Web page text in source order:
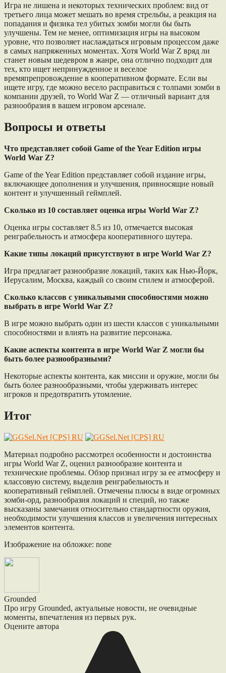
Игра не лишена и некоторых технических проблем: вид от
третьего лица может мешать во время стрельбы, а реакция на
попадания и физика тел убитых зомби могли бы быть
улучшены. Тем не менее, оптимизация игры на высоком
уровне, что позволяет наслаждаться игровым процессом даже
в самых напряженных моментах. Хотя World War Z вряд ли
станет новым шедевром в жанре, она отлично подходит для
тех, кто ищет непринужденное и веселое
времяпрепровождение в кооперативном формате. Если вы
ищете игру, где можно весело расправиться с толпами зомби в
компании друзей, то World War Z — отличный вариант для
разнообразия в вашем игровом арсенале.
Вопросы и ответы
Что представляет собой Game of the Year Edition игры
World War Z?
Game of the Year Edition представляет собой издание игры,
включающее дополнения и улучшения, привносящие новый
контент и улучшенный геймплей.
Сколько из 10 составляет оценка игры World War Z?
Оценка игры составляет 8.5 из 10, отмечается высокая
реиграбельность и атмосфера кооперативного шутера.
Какие типы локаций присутствуют в игре World War Z?
Игра предлагает разнообразие локаций, таких как Нью-Йорк,
Иерусалим, Москва, каждый со своим стилем и атмосферой.
Сколько классов с уникальными способностями можно
выбрать в игре World War Z?
В игре можно выбрать один из шести классов с уникальными
способностями и влиять на развитие персонажа.
Какие аспекты контента в игре World War Z могли бы
быть более разнообразными?
Некоторые аспекты контента, как миссии и оружие, могли бы
быть более разнообразными, чтобы удерживать интерес
игроков и предотвратить утомление.
Итог
Материал подробно рассмотрел особенности и достоинства
игры World War Z, оценил разнообразие контента и
технические проблемы. Обзор признал игру за ее атмосферу и
классовую систему, выделив реиграбельность и
кооперативный геймплей. Отмечены плюсы в виде огромных
зомби-орд, разнообразия локаций и специй, но также
высказаны замечания относительно стандартности оружия,
необходимости улучшения классов и увеличения интересных
элементов контента.
Изображение на обложке: none
Grounded
Про игру Grounded, актуальные новости, не очевидные
моменты, впечатления из первых рук.
Оцените автора